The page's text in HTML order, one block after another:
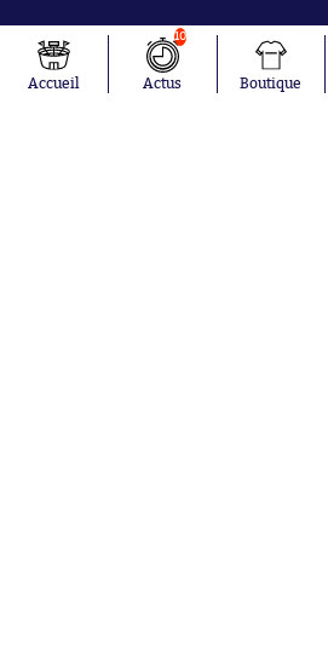
Mohamed
Salah
Mykhailo
Chelsea
Paris Saint-
Germain
Bordeaux
Accueil
10
Actus Boutique